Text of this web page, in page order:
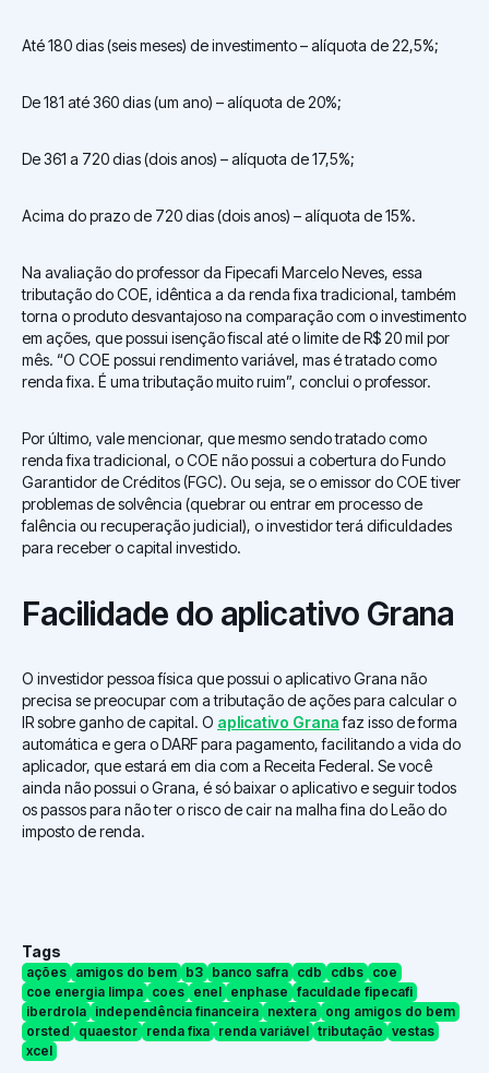
Até 180 dias (seis meses) de investimento – alíquota de 22,5%;
De 181 até 360 dias (um ano) – alíquota de 20%;
De 361 a 720 dias (dois anos) – alíquota de 17,5%;
Acima do prazo de 720 dias (dois anos) – alíquota de 15%.
Na avaliação do professor da Fipecafi Marcelo Neves, essa
tributação do COE, idêntica a da renda fixa tradicional, também
torna o produto desvantajoso na comparação com o investimento
em ações, que possui isenção fiscal até o limite de R$ 20 mil por
mês. “O COE possui rendimento variável, mas é tratado como
renda fixa. É uma tributação muito ruim”, conclui o professor.
Por último, vale mencionar, que mesmo sendo tratado como
renda fixa tradicional, o COE não possui a cobertura do Fundo
Garantidor de Créditos (FGC). Ou seja, se o emissor do COE tiver
problemas de solvência (quebrar ou entrar em processo de
falência ou recuperação judicial), o investidor terá dificuldades
para receber o capital investido.
Facilidade do aplicativo Grana
O investidor pessoa física que possui o aplicativo Grana não
precisa se preocupar com a tributação de ações para calcular o
IR sobre ganho de capital. O aplicativo Granafaz isso de forma
automática e gera o DARF para pagamento, facilitando a vida do
aplicador, que estará em dia com a Receita Federal. Se você
ainda não possui o Grana, é só baixar o aplicativo e seguir todos
os passos para não ter o risco de cair na malha fina do Leão do
imposto de renda.
Tags
ações amigos do bem b3 banco safra cdb cdbs coe
coe energia limpa coes enel enphase faculdade fipecafi
iberdrola independência financeira nextera ong amigos do bem
orsted
quaestor renda fixa renda variável tributação vestas
xcel